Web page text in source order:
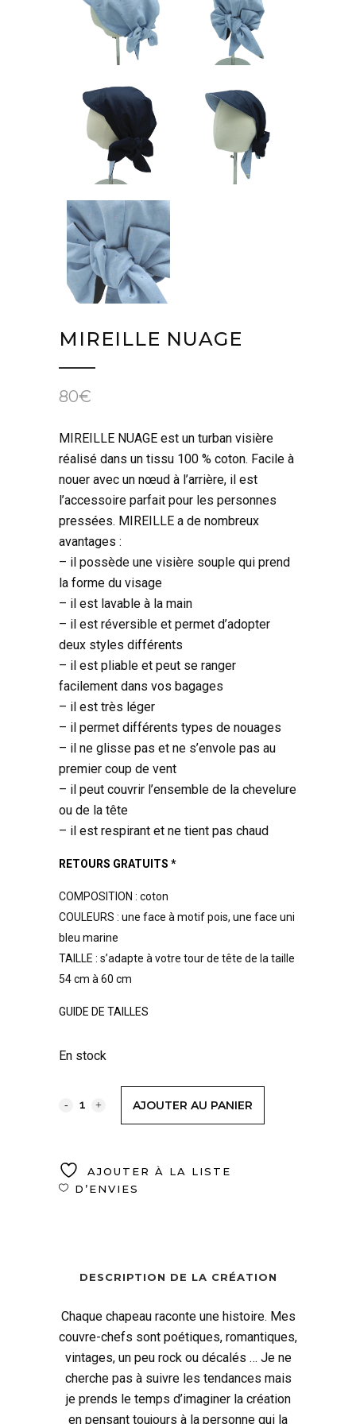
MIREILLE NUAGE
80€
MIREILLE NUAGE est un turban visière
réalisé dans un tissu 100 % coton. Facile à
nouer avec un nœud à l’arrière, il est
l’accessoire parfait pour les personnes
pressées. MIREILLE a de nombreux
avantages :
– il possède une visière souple qui prend
la forme du visage
– il est lavable à la main
– il est réversible et permet d’adopter
deux styles différents
– il est pliable et peut se ranger
facilement dans vos bagages
– il est très léger
– il permet différents types de nouages
– il ne glisse pas et ne s’envole pas au
premier coup de vent
– il peut couvrir l’ensemble de la chevelure
ou de la tête
– il est respirant et ne tient pas chaud
RETOURS GRATUITS *
COMPOSITION : coton
COULEURS : une face à motif pois, une face uni
bleu marine
TAILLE : s’adapte à votre tour de tête de la taille
54 cm à 60 cm
GUIDE DE TAILLES
En stock
AJOUTER AU PANIER
AJOUTER À LA LISTE
D’ENVIES
DESCRIPTION DE LA CRÉATION
Chaque chapeau raconte une histoire. Mes
couvre-chefs sont poétiques, romantiques,
vintages, un peu rock ou décalés … Je ne
cherche pas à suivre les tendances mais
je prends le temps d’imaginer la création
en pensant toujours à la personne qui la